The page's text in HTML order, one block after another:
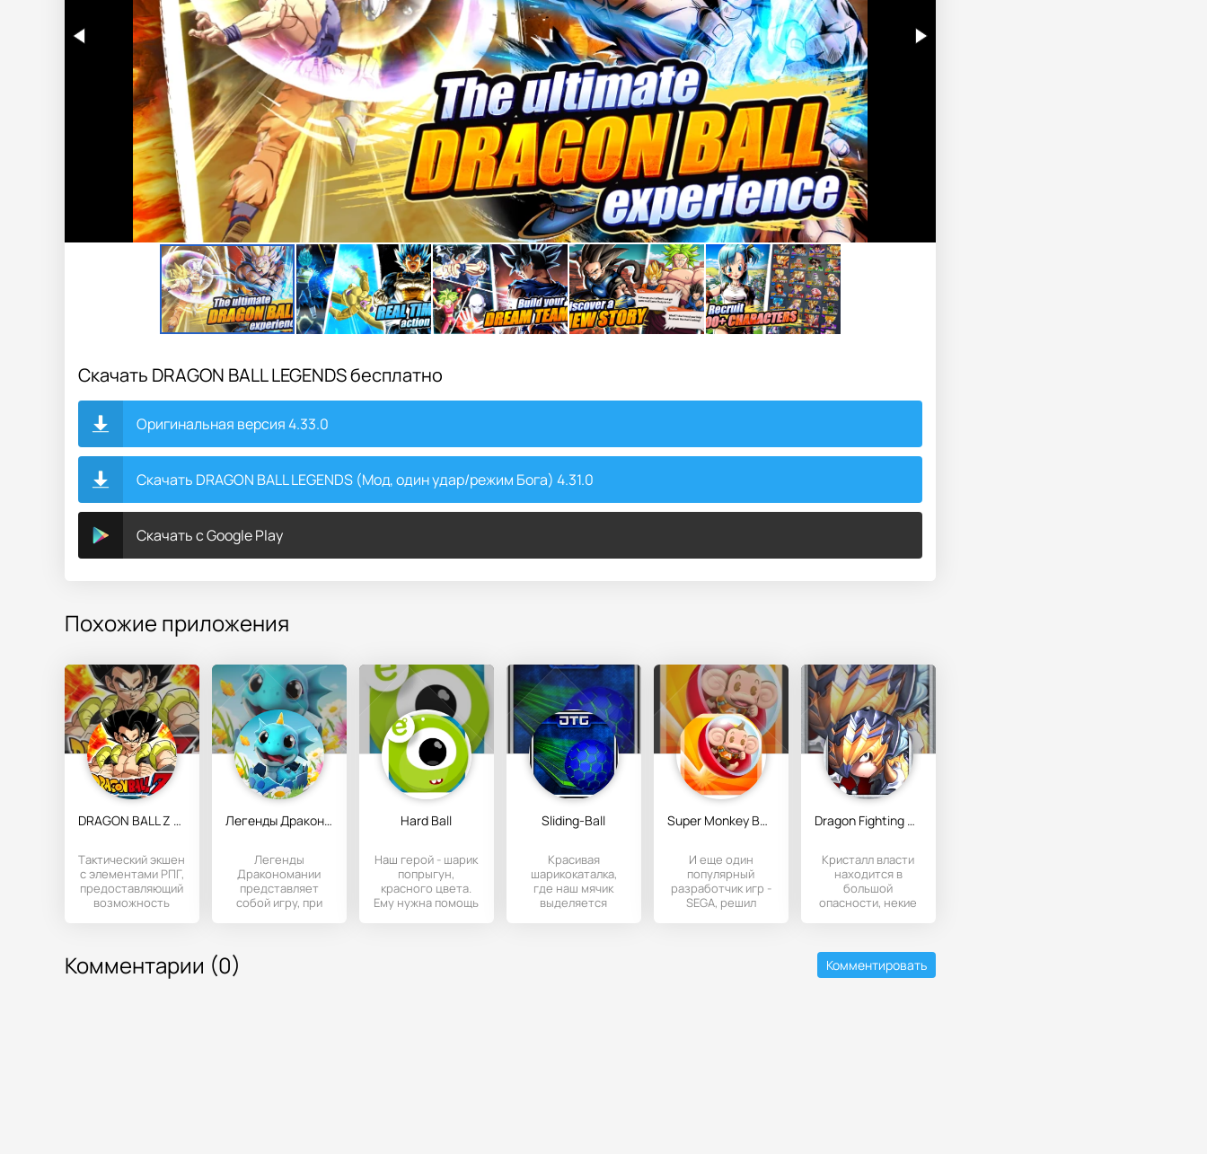
Скачать DRAGON BALL LEGENDS бесплатно
Оригинальная версия 4.33.0
Скачать DRAGON BALL LEGENDS (Мод, один удар/режим Бога) 4.31.0
Скачать с Google Play
Похожие приложения
DRAGON BALL Z DOKKAN BATTLE
Tактический экшен
с элементами РПГ,
предоставляющий
возможность
Легенды Дракономании
Легенды
Дракономании
представляет
собой игру, при
Hard Ball
Наш герой - шарик
попрыгун,
красного цвета.
Ему нужна помощь
Sliding-Ball
Красивая
шарикокаталка,
где наш мячик
выделяется
Super Monkey Ball Bounce
И еще один
популярный
разработчик игр -
SEGA, решил
Dragon Fighting Mission RPG
Кристалл власти
находится в
большой
опасности, некие
Комментарии (0) Комментировать